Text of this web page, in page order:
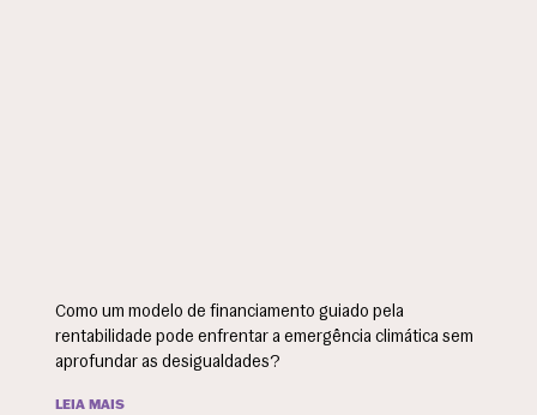
Como um modelo de financiamento guiado pela
rentabilidade pode enfrentar a emergência climática sem
aprofundar as desigualdades?
LEIA MAIS